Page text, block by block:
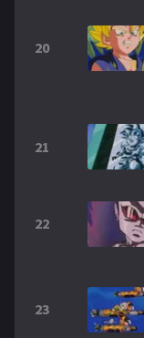
20
21
22
23